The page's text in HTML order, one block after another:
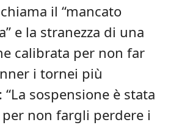
il “mancato
e la stranezza di una
calibrata per non far
i tornei più
sospensione è stata
non fargli perdere i